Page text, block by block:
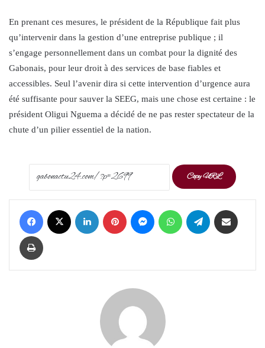
En prenant ces mesures, le président de la République fait plus
qu’intervenir dans la gestion d’une entreprise publique ; il
s’engage personnellement dans un combat pour la dignité des
Gabonais, pour leur droit à des services de base fiables et
accessibles. Seul l’avenir dira si cette intervention d’urgence aura
été suffisante pour sauver la SEEG, mais une chose est certaine : le
président Oligui Nguema a décidé de ne pas rester spectateur de la
chute d’un pilier essentiel de la nation.
Copy URL
Facebook LinkedIn Pinterest Messenger WhatsApp Telegram
Print